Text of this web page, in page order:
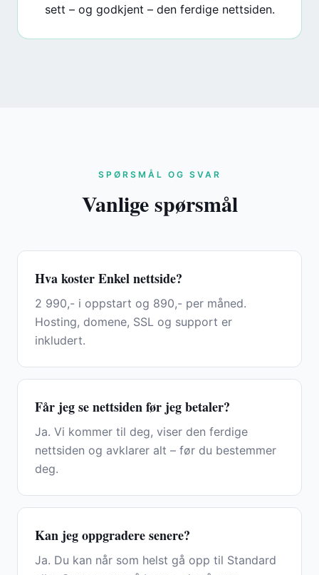
sett – og godkjent – den ferdige nettsiden.
SPØRSMÅL OG SVAR
Vanlige spørsmål
Hva koster Enkel nettside?
2 990,- i oppstart og 890,- per måned.
Hosting, domene, SSL og support er
inkludert.
Får jeg se nettsiden før jeg betaler?
Ja. Vi kommer til deg, viser den ferdige
nettsiden og avklarer alt – før du bestemmer
deg.
Kan jeg oppgradere senere?
Ja. Du kan når som helst gå opp til Standard